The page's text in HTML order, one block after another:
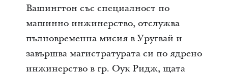
Вашингтон със специалност по
машинно инжинерство, отслужва
пълновременна мисия в Уругвай и
завършва магистратурата си по ядрено
инжинерство в гр. Оук Ридж, щата